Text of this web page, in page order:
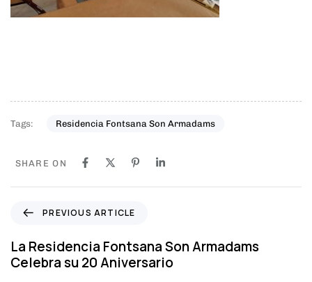
Tags: Residencia Fontsana Son Armadams
SHARE ON
e
v
i
PREVIOUS ARTICLE
La Residencia Fontsana Son Armadams
Celebra su 20 Aniversario